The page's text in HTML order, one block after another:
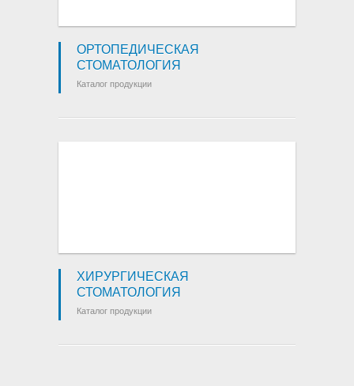
ОРТОПЕДИЧЕСКАЯ
СТОМАТОЛОГИЯ
Каталог продукции
ХИРУРГИЧЕСКАЯ
СТОМАТОЛОГИЯ
Каталог продукции